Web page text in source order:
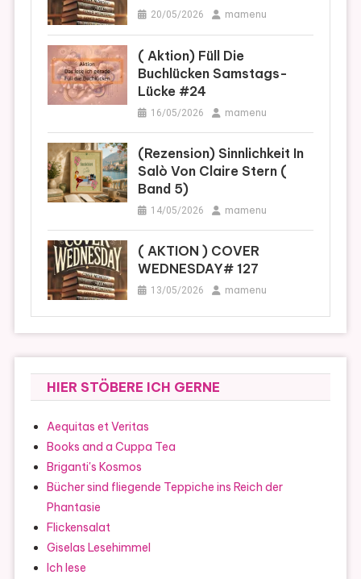
20/05/2026 mamenu
( Aktion) Füll Die
Buchlücken Samstags-
Lücke #24
16/05/2026 mamenu
(Rezension) Sinnlichkeit In
Salò Von Claire Stern (
Band 5)
14/05/2026 mamenu
( AKTION ) COVER
WEDNESDAY# 127
13/05/2026 mamenu
HIER STÖBERE ICH GERNE
Aequitas et Veritas
Books and a Cuppa Tea
Briganti's Kosmos
Bücher sind fliegende Teppiche ins Reich der
Phantasie
Flickensalat
Giselas Lesehimmel
Ich lese